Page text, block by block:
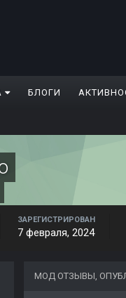
БЛОГИ
ЗАРЕГИСТРИРОВАН
7 февраля, 2024
МОД ОТЗЫВЫ,